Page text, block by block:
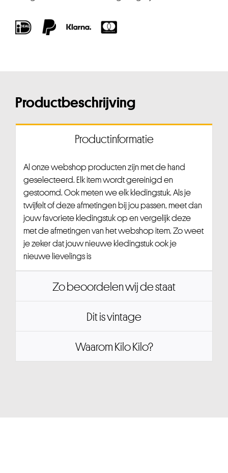
Productbeschrijving
Productinformatie
Al onze webshop producten zijn met de hand
geselecteerd. Elk item wordt gereinigd en
gestoomd. Ook meten we elk kledingstuk. Als je
twijfelt of deze afmetingen bij jou passen, meet dan
jouw favoriete kledingstuk op en vergelijk deze
met de afmetingen van het webshop item. Zo weet
je zeker dat jouw nieuwe kledingstuk ook je
nieuwe lievelings is
Zo beoordelen wij de staat
Dit is vintage
Waarom Kilo Kilo?